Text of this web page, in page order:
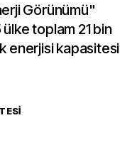
Görünümü"
toplam 21 bin
enerjisi kapasitesi